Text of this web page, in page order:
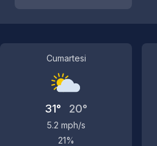
Cumartesi
31° 20°
5.2 mph/s
21%